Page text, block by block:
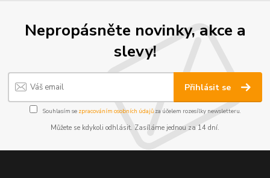
Nepropásněte novinky, akce a
slevy!
Přihlásit se
Souhlasím se zpracováním osobních údajůza účelem rozesílky newsletteru.
Můžete se kdykoli odhlásit. Zasíláme jednou za 14 dní.